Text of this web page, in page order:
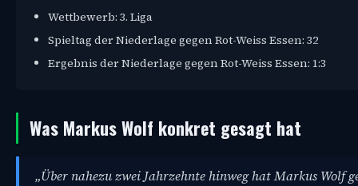
Wettbewerb: 3. Liga
Spieltag der Niederlage gegen Rot-Weiss Essen: 32
Ergebnis der Niederlage gegen Rot-Weiss Essen: 1:3
Was Markus Wolf konkret gesagt hat
„Über nahezu zwei Jahrzehnte hinweg hat Markus Wolf